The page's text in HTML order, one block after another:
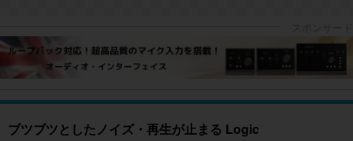
ブツブツとしたノイズ・再生が止まる Logic